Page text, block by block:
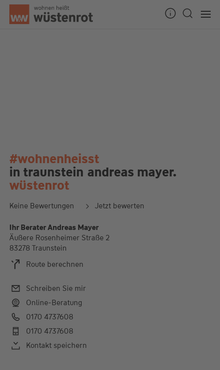
#wohnenheisst
in traunstein andreas mayer.
wüstenrot
Keine Bewertungen Jetzt bewerten
Ihr Berater Andreas Mayer
Äußere Rosenheimer Straße 2
83278 Traunstein
Route berechnen
Schreiben Sie mir
Online-Beratung
0170 4737608
0170 4737608
Kontakt speichern